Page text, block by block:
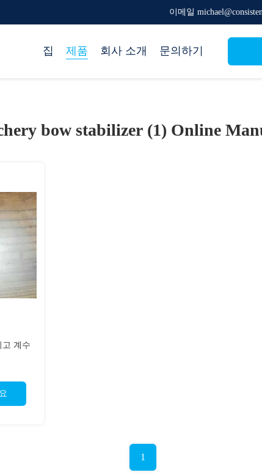
이메일
집 제품 회사 소개 문의하기
bow stabilizer (1) Online
고 계수
1